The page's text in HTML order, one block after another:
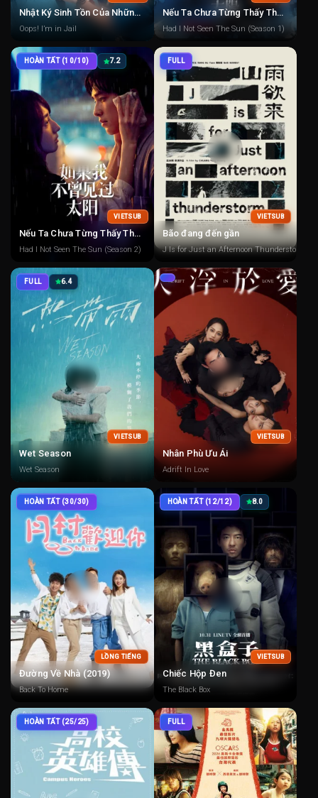
Nhật Ký Sinh Tồn Của Những Người Đàn Ông Ở Nhà Tù
Oops! I’m in Jail
Nếu Ta Chưa Từng Thấy Thái Dương 1
Had I Not Seen The Sun (Season 1)
HOÀN TẤT (10/10) 7.2
VIETSUB
Nếu Ta Chưa Từng Thấy Thái Dương 2
Had I Not Seen The Sun (Season 2)
FULL
VIETSUB
Bão đang đến gần
J Is for Just an Afternoon Thunderstorm
FULL 6.4
VIETSUB
Wet Season
Wet Season
VIETSUB
Nhân Phù Ưu Ái
Adrift In Love
HOÀN TẤT (30/30)
LỒNG TIẾNG
Đường Về Nhà (2019)
Back To Home
HOÀN TẤT (12/12) 8.0
VIETSUB
Chiếc Hộp Đen
The Black Box
HOÀN TẤT (25/25) FULL